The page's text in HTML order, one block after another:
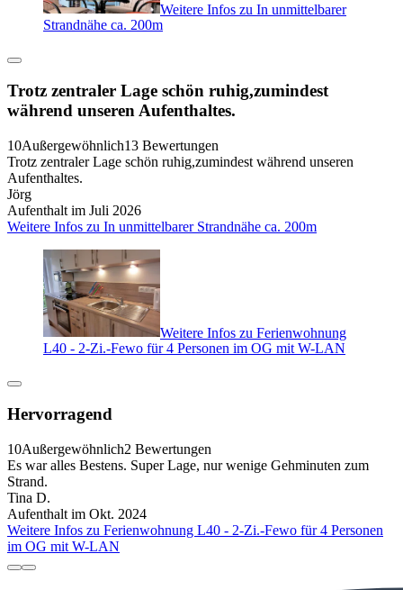
Weitere Infos zu In unmittelbarer
Strandnähe ca. 200m
Trotz zentraler Lage schön ruhig,zumindest
während unseren Aufenthaltes.
10Außergewöhnlich13 Bewertungen
Trotz zentraler Lage schön ruhig,zumindest während unseren
Aufenthaltes.
Jörg
Aufenthalt im Juli 2026
Weitere Infos zu In unmittelbarer Strandnähe ca. 200m
Weitere Infos zu Ferienwohnung
L40 - 2-Zi.-Fewo für 4 Personen im OG mit W-LAN
Hervorragend
10Außergewöhnlich2 Bewertungen
Es war alles Bestens. Super Lage, nur wenige Gehminuten zum
Strand.
Tina D.
Aufenthalt im Okt. 2024
Weitere Infos zu Ferienwohnung L40 - 2-Zi.-Fewo für 4 Personen
im OG mit W-LAN